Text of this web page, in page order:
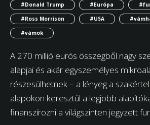
#Donald Trump
#Európa
#Ross Morrison
#USA
#vámok
A 270 millió eurós összegből nagy
alapjai és akár egyszemélyes
részesülhetnek – a lényeg a
alapokon keresztül a legjobb
finanszírozni a világszinten jegyzett